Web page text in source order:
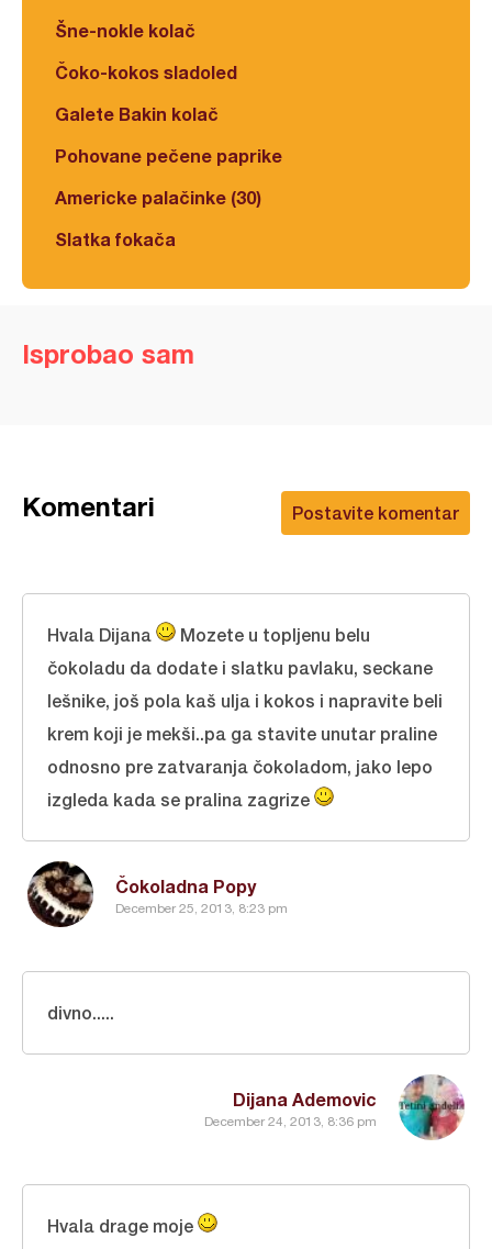
Šne-nokle kolač
Čoko-kokos sladoled
Galete Bakin kolač
Pohovane pečene paprike
Americke palačinke (30)
Slatka fokača
Isprobao sam
Postavite komentar
Komentari
Čokoladna Popy
December 25, 2013, 8:23 pm
Hvala Dijana
Mozete u topljenu belu
čokoladu da dodate i slatku pavlaku, seckane
lešnike, još pola kaš ulja i kokos i napravite beli
krem koji je mekši..pa ga stavite unutar praline
odnosno pre zatvaranja čokoladom, jako lepo
izgleda kada se pralina zagrize
Dijana Ademovic
December 24, 2013, 8:36 pm
divno.....
Hvala drage moje